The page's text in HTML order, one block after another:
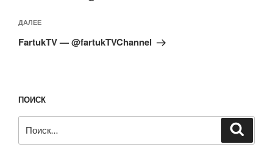
Следующая
запись
ДАЛЕЕ
FartukTV — @fartukTVChannel
ПОИСК